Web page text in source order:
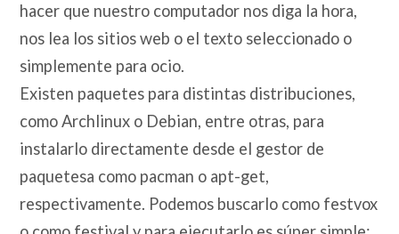
hacer que nuestro computador nos diga la hora,
nos lea los sitios web o el texto seleccionado o
simplemente para ocio.
Existen paquetes para distintas distribuciones,
como Archlinux o Debian, entre otras, para
instalarlo directamente desde el gestor de
paquetesa como pacman o apt-get,
respectivamente. Podemos buscarlo como festvox